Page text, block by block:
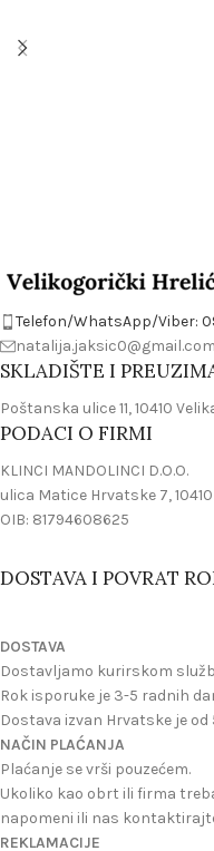
Telefon/WhatsApp/Viber:
natalija.jaksic0@gmail.com
SKLADIŠTE I
Poštanska ulice 11, 10410
PODACI O FIRMI
KLINCI MANDOLINCI D.O.O.
ulica Matice Hrvatske 7,
OIB: 81794608625
DOSTAVA I POVRAT
DOSTAVA
Dostavljamo kurirskom
Rok isporuke je 3-5 radnih
Dostava izvan Hrvatske je od
NAČIN PLAĆANJA
Plaćanje se vrši pouzećem.
Ukoliko kao obrt ili firma
napomeni ili nas
REKLAMACIJE